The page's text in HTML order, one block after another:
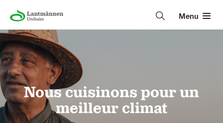
Menu
Nous cuisinons pour un
meilleur climat